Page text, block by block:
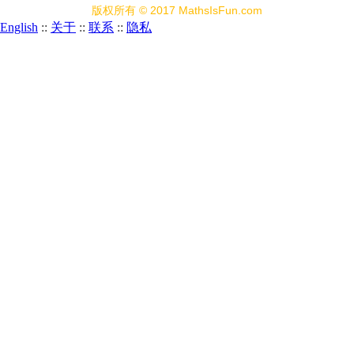
版权所有 © 2017 MathsIsFun.com
English :: 关于 :: 联系 :: 隐私